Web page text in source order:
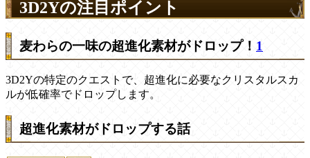
3D2Yの注目ポイント
麦わらの一味の超進化素材がドロップ！ 1
3D2Yの特定のクエストで、超進化に必要なクリスタルスカ
ルが低確率でドロップします。
超進化素材がドロップする話